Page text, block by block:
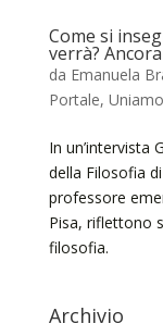
Come si
verrà?
da Emanuela
Portale,
In un’intervista
della Filosofia
professore
Pisa, riflettono
filosofia.
Archivio